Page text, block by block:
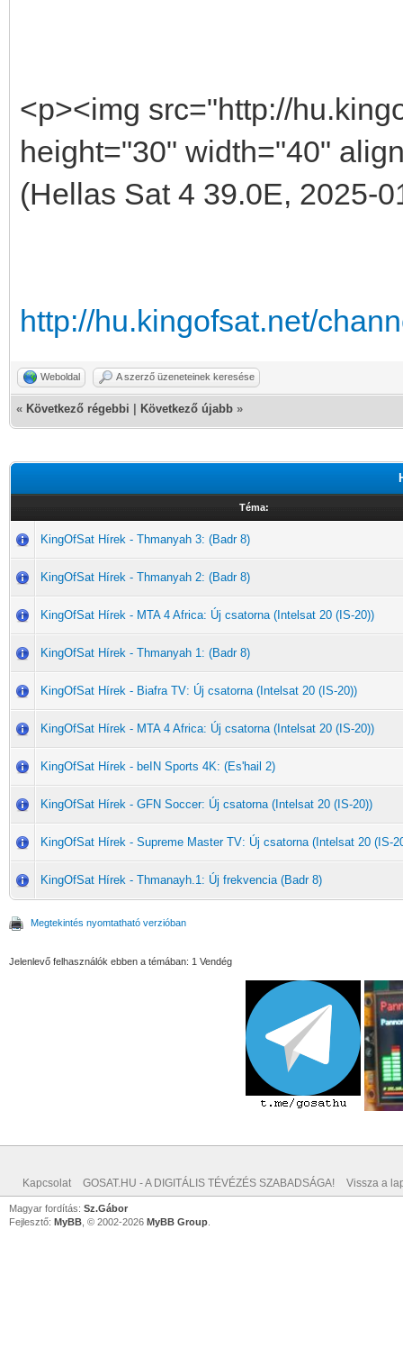
<p><img src="http://
height="30" width="40"
(Hellas Sat 4 39.0E, 2025-
http://hu.kingofsat.net/
Weboldal A szerző üzeneteinek keresése
« Következő régebbi Következő újabb »
Téma:
KingOfSat Hírek - Thmanyah 3: (Badr 8)
KingOfSat Hírek - Thmanyah 2: (Badr 8)
KingOfSat Hírek - MTA 4 Africa: Új csatorna (Intelsat 20 (IS-20))
KingOfSat Hírek - Thmanyah 1: (Badr 8)
KingOfSat Hírek - Biafra TV: Új csatorna (Intelsat 20 (IS-20))
KingOfSat Hírek - MTA 4 Africa: Új csatorna (Intelsat 20 (IS-20))
KingOfSat Hírek - beIN Sports 4K: (Es'hail 2)
KingOfSat Hírek - GFN Soccer: Új csatorna (Intelsat 20 (IS-20))
KingOfSat Hírek - Supreme Master TV: Új csatorna (Intelsat 20 (IS-
KingOfSat Hírek - Thmanayh.1: Új frekvencia (Badr 8)
Megtekintés nyomtatható verzióban
Jelenlevő felhasználók ebben a témában: 1 Vendég
Kapcsolat GOSAT.HU - A DIGITÁLIS TÉVÉZÉS SZABADSÁGA! Vissza a
Magyar fordítás: Sz.Gábor
Fejlesztő: MyBB , © 2002-2026 MyBB Group